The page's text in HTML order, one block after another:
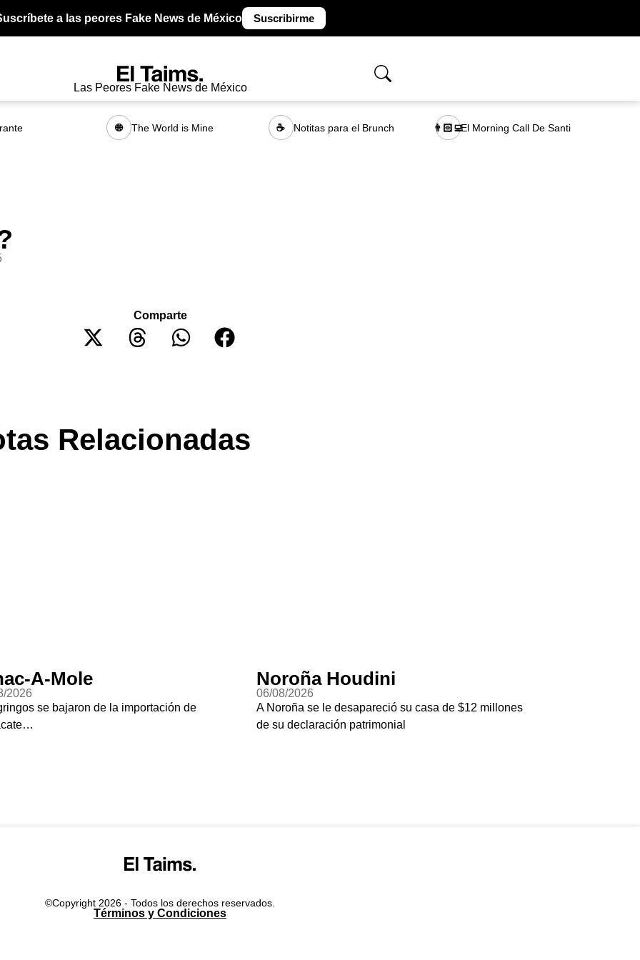
a las peores Fake News de México Suscribirme
Las Peores Fake News de México
🌐 The World is Mine ☕ Notitas para el Brunch 👨🏻‍💻El Morning Call De Santi
Comparte
Relacionadas
A-Mole
2026
se bajaron de la importación de
Noroña Houdini
06/08/2026
A Noroña se le desapareció su casa de $12 millones
de su declaración patrimonial
©Copyright 2026 - Todos los derechos reservados.
Términos y Condiciones